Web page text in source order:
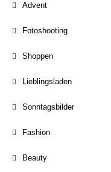
Advent
Fotoshooting
Shoppen
Lieblingsladen
Sonntagsbilder
Fashion
Beauty